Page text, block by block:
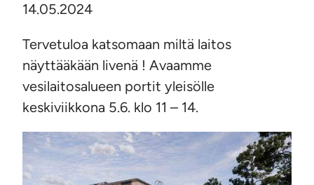
14.05.2024
Tervetuloa katsomaan miltä laitos
näyttääkään livenä ! Avaamme
vesilaitosalueen portit yleisölle
keskiviikkona 5.6. klo 11 – 14.